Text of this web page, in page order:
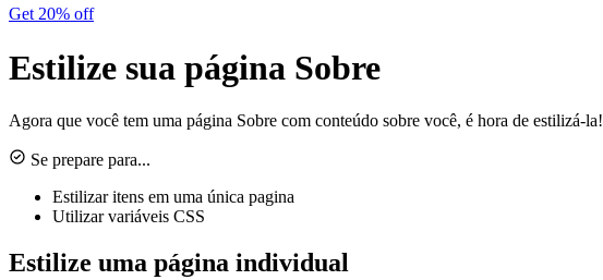
Get 20% off
Estilize sua página Sobre
Agora que você tem uma página Sobre com conteúdo sobre você, é hora de estilizá-la!
Se prepare para...
Estilizar itens em uma única pagina
Utilizar variáveis CSS
Estilize uma página individual